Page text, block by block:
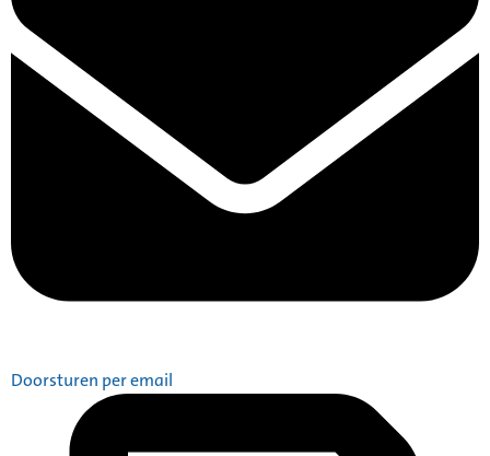
Doorsturen per email